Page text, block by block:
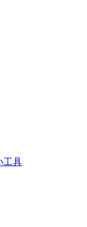
工具